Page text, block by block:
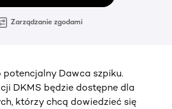
Zarządzanie zgodami
potencjalny Dawca szpiku.
DKMS będzie dostępne dla
którzy chcą dowiedzieć się